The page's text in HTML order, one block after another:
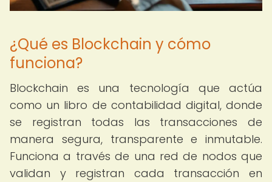
¿Qué es Blockchain y cómo
funciona?
Blockchain es una tecnología que actúa
como un libro de contabilidad digital, donde
se registran todas las transacciones de
manera segura, transparente e inmutable.
Funciona a través de una red de nodos que
validan y registran cada transacción en